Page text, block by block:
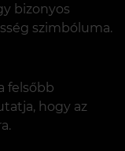
bizonyos
szimbóluma.
felsőbb
hogy az